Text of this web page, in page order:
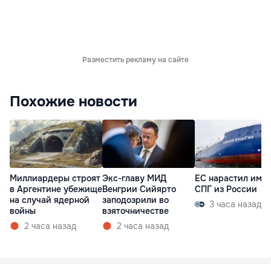
Разместить рекламу на сайте
Похожие новости
Миллиардеры строят
в Аргентине убежище
на случай ядерной
войны
2 часа назад
Экс-главу МИД
Венгрии Сийярто
заподозрили во
взяточничестве
2 часа назад
ЕС нарастил
СПГ из России
3 часа назад